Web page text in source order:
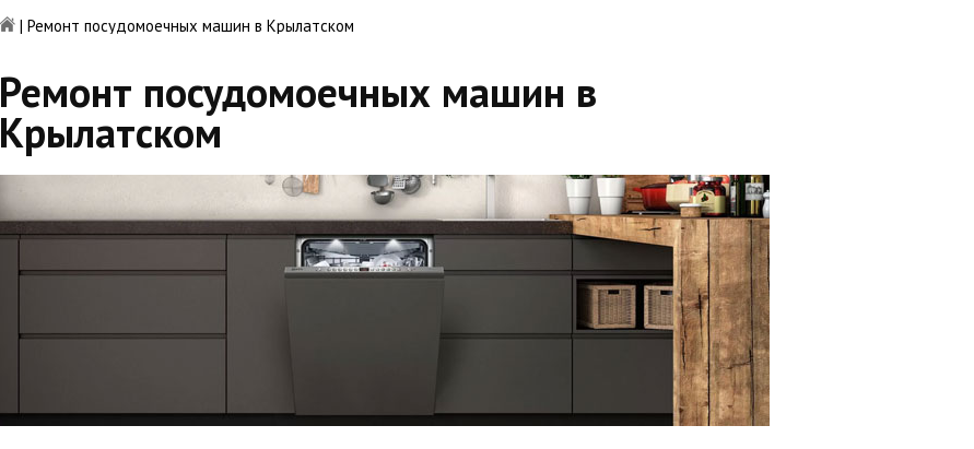
| Ремонт посудомоечных машин в Крылатском
Ремонт посудомоечных машин в
Крылатском